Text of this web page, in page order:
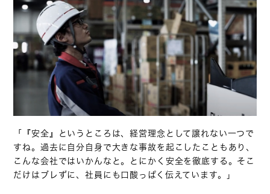
「『安全』というところは、経営理念として譲れない一つで
すね。過去に自分自身で大きな事故を起こしたこともあり、
こんな会社ではいかんなと。とにかく安全を徹底する。そこ
だけはブレずに、社員にも口酸っぱく伝えています。」